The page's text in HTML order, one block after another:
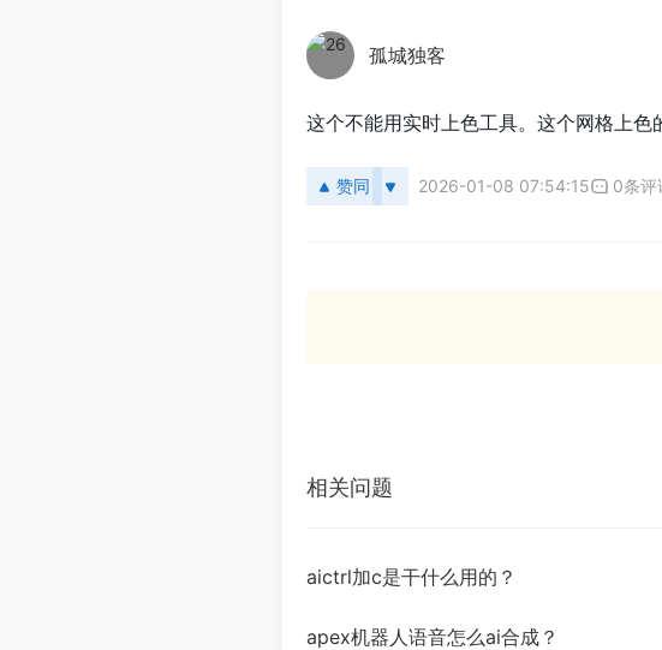
孤城独客
这个不能用实时上色工具。这个网格上色
赞同 2026-01-08 07:54:15 0条评
相关问题
aictrl加c是干什么用的？
apex机器人语音怎么ai合成？